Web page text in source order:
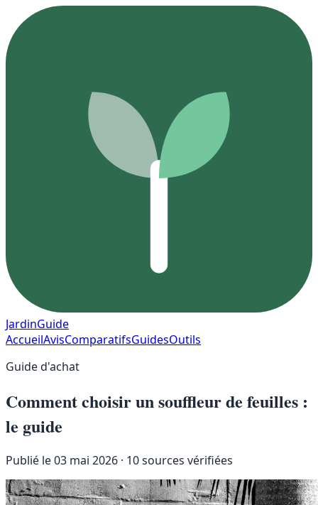
JardinGuide
AccueilAvisComparatifsGuidesOutils
Guide d'achat
Comment choisir un souffleur de feuilles :
le guide
Publié le 03 mai 2026 · 10 sources vérifiées